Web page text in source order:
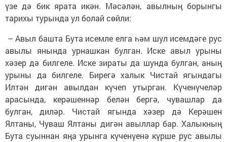
үзе дә бик ярата икән. Мәсәлән, авылның борынгы
тарихы турында ул болай сөйли:
– Авыл башта Бута исемле елга һәм шул исемдәге рус
авылы янында урнашкан булган. Иске авыл урыны
хәзер дә билгеле. Иске зираты да шунда булган, аның
урыны да билгеле. Бирегә халык Чистай ягындагы
Илтән дигән авылдан күчеп утырган. Күченүчеләр
арасында, керәшеннәр белән бергә, чувашлар да
булган, диләр. Чистай ягында хәзер дә Керәшен
Ялтаны, Чуваш Ялтаны дигән авыллар бар. Халыкның
Бута суыннан яңа урынга күченүенә күрше рус авылы